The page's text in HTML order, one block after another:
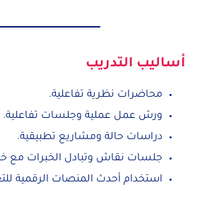
أساليب التدريب
محاضرات نظرية تفاعلية.
ورش عمل عملية وجلسات تفاعلية.
دراسات حالة ومشاريع تطبيقية.
جلسات نقاش وتبادل الخبرات مع
استخدام أحدث المنصات الرقمية